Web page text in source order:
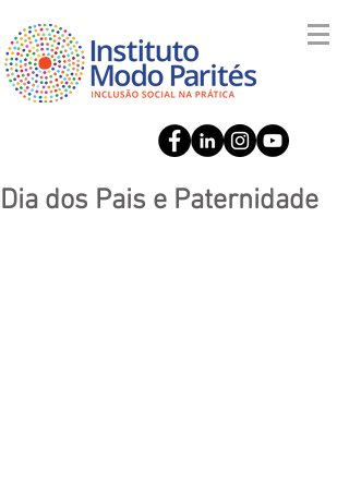
Dia dos Pais e Paternidade